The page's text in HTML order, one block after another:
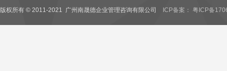
版权所有 © 2011-2021 广州南晟德企业管理咨询有限公司 ICP备案： 粤ICP备